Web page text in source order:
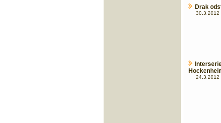
Drak
30.3.2012
24.3.2012